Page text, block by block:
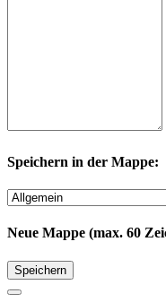
Speichern in der Mappe:
Neue Mappe (max. 60
Speichern